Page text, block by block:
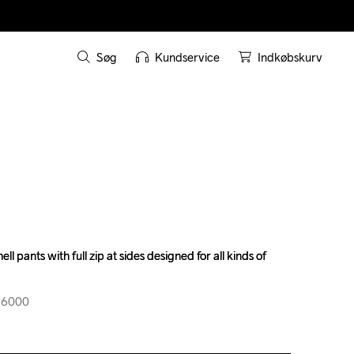
Søg Kundservice Indkøbskurv
pants with full zip at sides designed for all kinds of
pants with full zip at sides designed for all kinds of